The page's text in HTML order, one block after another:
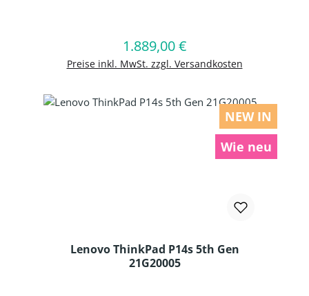
Regulärer Preis:
1.889,00 €
Preise inkl. MwSt. zzgl. Versandkosten
In den Warenkorb
NEW IN
Wie neu
Lenovo ThinkPad P14s 5th Gen
21G20005